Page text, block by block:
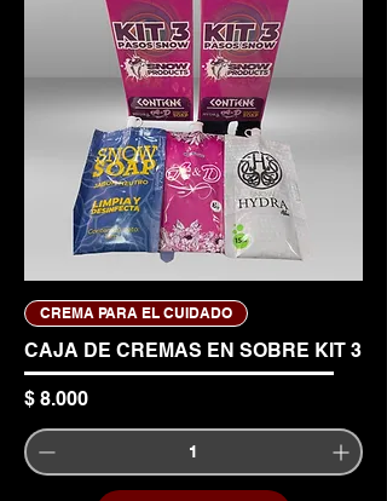
CREMA PARA EL CUIDADO
CAJA DE CREMAS EN SOBRE KIT 3
Precio
$ 8.000